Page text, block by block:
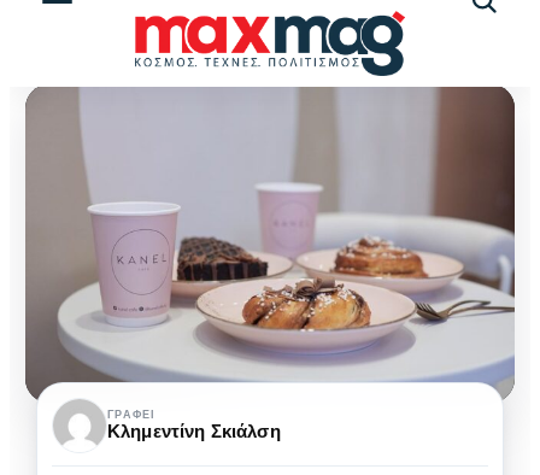
Kanel
Cafe:
ΓΡΆΦΕΙ
Κλημεντίνη Σκιάλση